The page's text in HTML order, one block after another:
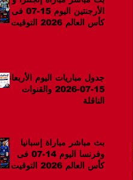
الأرجنتين اليوم 15-07 فى
كأس العالم 2026 التوقيت
جدول مباريات اليوم الأربعاء
15-07-2026 والقنوات
الناقلة
بث مباشر مباراة إسبانيا
وفرنسا اليوم 14-07 فى
كأس العالم 2026 التوقيت